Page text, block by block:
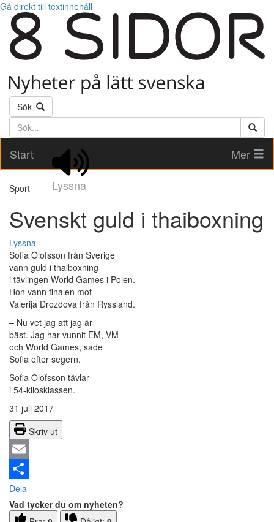
Gå direkt till textinnehåll
Sök
Söktext
Start
Lyssna
Mer
Sport
Svenskt guld i thaiboxning
Lyssna
Sofia Olofsson från Sverige
vann guld i thaiboxning
i tävlingen World Games i Polen.
Hon vann finalen mot
Valerija Drozdova från Ryssland.
– Nu vet jag att jag är
bäst. Jag har vunnit EM, VM
och World Games, sade
Sofia efter segern.
Sofia Olofsson tävlar
i 54-kilosklassen.
31 juli 2017
Skriv ut
Email
Dela
Vad tycker du om nyheten?